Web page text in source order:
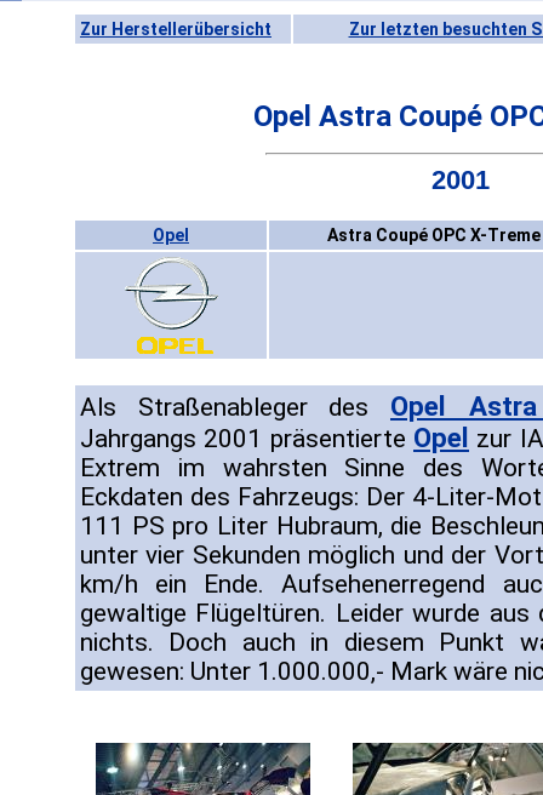
Zur Herstellerübersicht Zur letzten besuchten
Opel Astra Coupé
2001
Opel Astra Coupé OPC X-
Als Straßenableger des Opel Astra
Jahrgangs 2001 präsentierte Opel zur
Extrem im wahrsten Sinne des
Eckdaten des Fahrzeugs: Der 4-Liter-
111 PS pro Liter Hubraum, die
unter vier Sekunden möglich und der
km/h ein Ende. Aufsehenerregend
gewaltige Flügeltüren. Leider wurde aus
nichts. Doch auch in diesem Punkt
gewesen: Unter 1.000.000,- Mark wäre